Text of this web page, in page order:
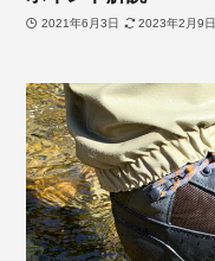
2021年6月3日 2023年2月9日